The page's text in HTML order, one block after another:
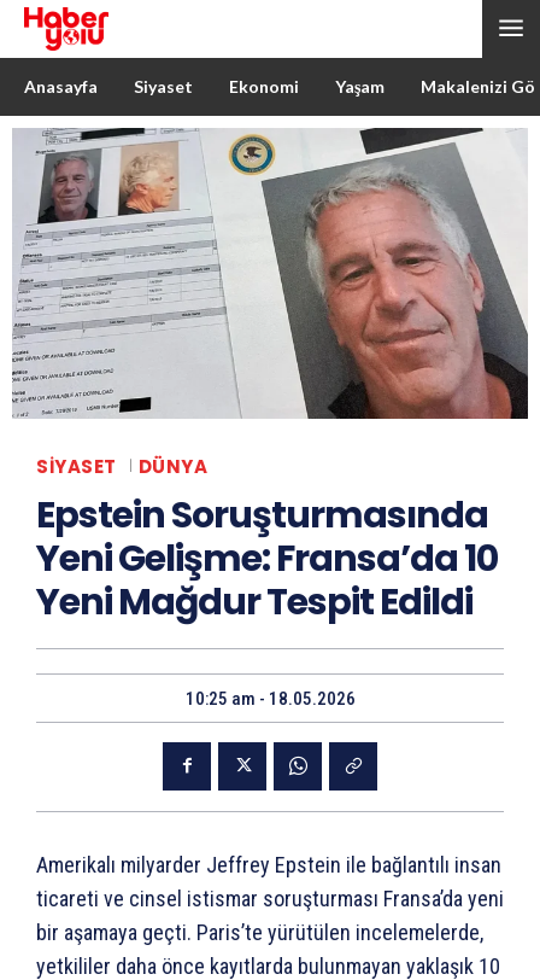
Anasayfa Siyaset Ekonomi Yaşam Makalenizi
SIYASET DÜNYA
Epstein Soruşturmasında
Yeni Gelişme: Fransa’da 10
Yeni Mağdur Tespit Edildi
10:25 am - 18.05.2026
Amerikalı milyarder Jeffrey Epstein ile bağlantılı insan
ticareti ve cinsel istismar soruşturması Fransa’da yeni
bir aşamaya geçti. Paris’te yürütülen incelemelerde,
yetkililer daha önce kayıtlarda bulunmayan yaklaşık 10